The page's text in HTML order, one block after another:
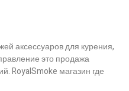
аксессуаров для курения,
это продажа
RoyalSmoke магазин где